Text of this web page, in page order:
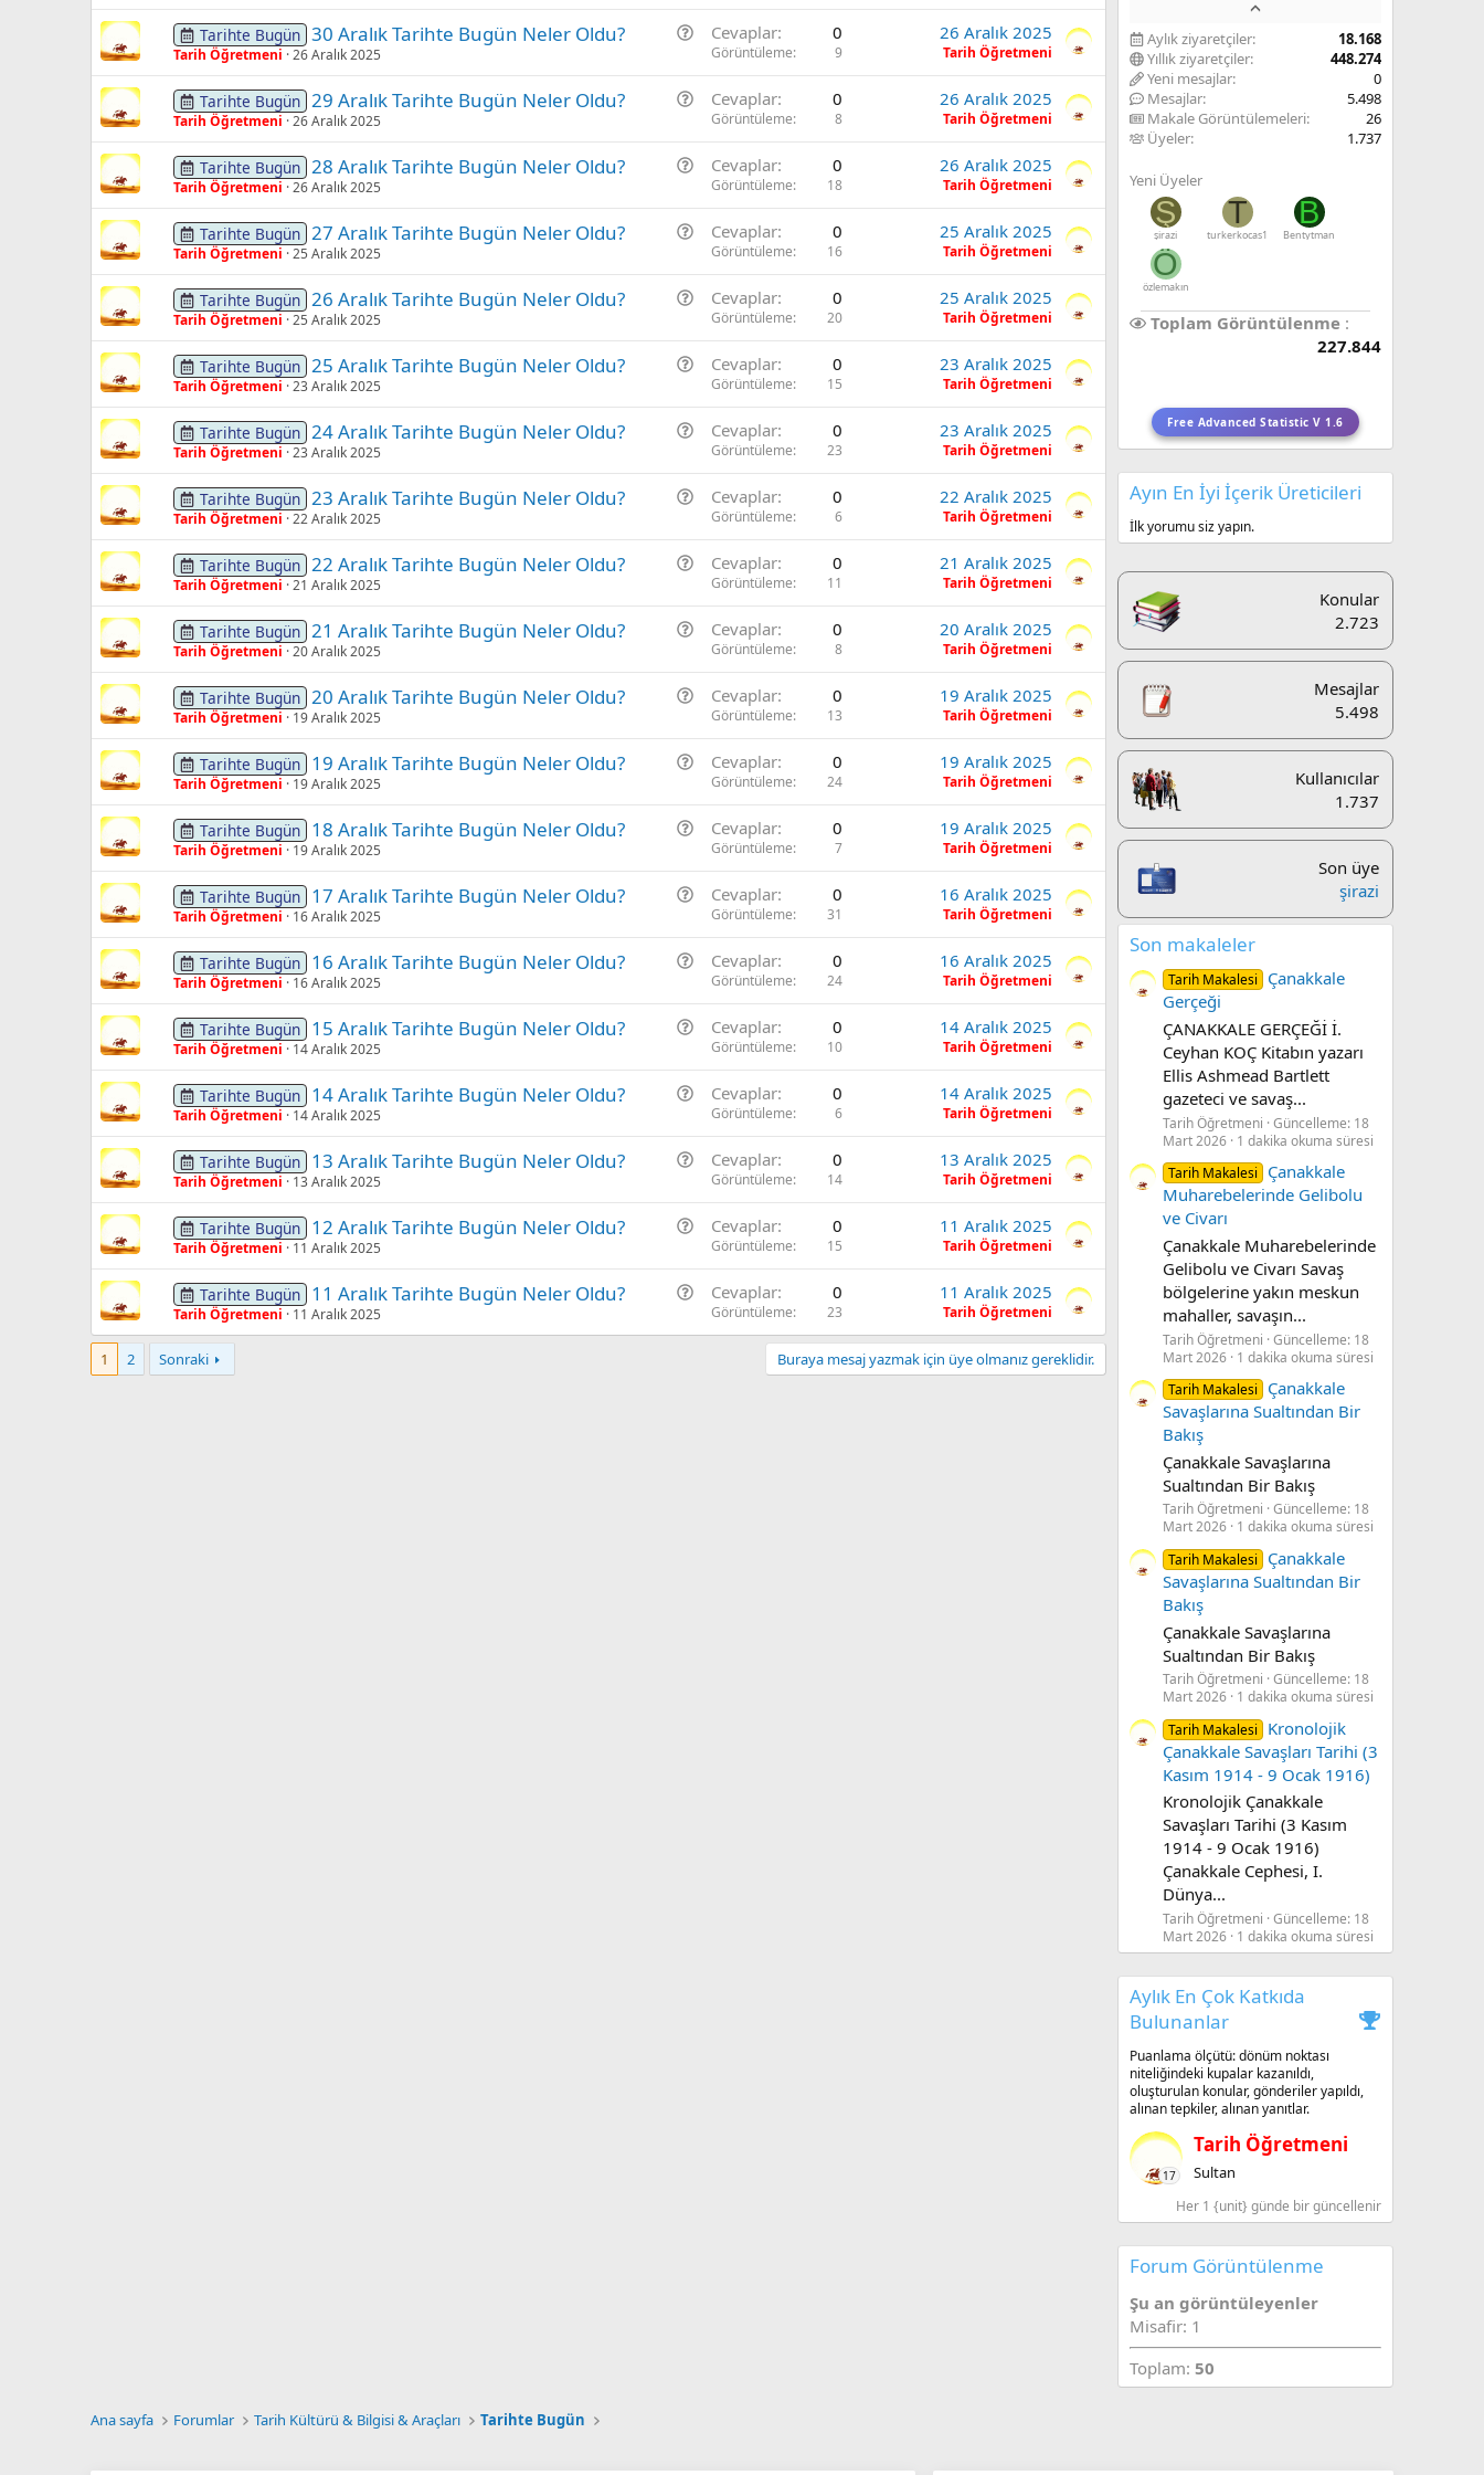
b
r
uS
r
u
Tarihte Bugün 30 Aralık Tarihte Bugün Neler Oldu?
Tarih Öğretmeni 26 Aralık 2025
Cevaplar 0
Görüntüleme 9
26 Aralık 2025
Tarih Öğretmeni
S
r
u
Tarihte Bugün 29 Aralık Tarihte Bugün Neler Oldu?
Tarih Öğretmeni 26 Aralık 2025
Cevaplar 0
Görüntüleme 8
26 Aralık 2025
Tarih Öğretmeni
S
r
u
Tarihte Bugün 28 Aralık Tarihte Bugün Neler Oldu?
Tarih Öğretmeni 26 Aralık 2025
Cevaplar 0
Görüntüleme 18
26 Aralık 2025
Tarih Öğretmeni
S
r
u
Tarihte Bugün 27 Aralık Tarihte Bugün Neler Oldu?
Tarih Öğretmeni 25 Aralık 2025
Cevaplar 0
Görüntüleme 16
25 Aralık 2025
Tarih Öğretmeni
S
r
u
Tarihte Bugün 26 Aralık Tarihte Bugün Neler Oldu?
Tarih Öğretmeni 25 Aralık 2025
Cevaplar 0
Görüntüleme 20
25 Aralık 2025
Tarih Öğretmeni
S
r
u
Tarihte Bugün 25 Aralık Tarihte Bugün Neler Oldu?
Tarih Öğretmeni 23 Aralık 2025
Cevaplar 0
Görüntüleme 15
23 Aralık 2025
Tarih Öğretmeni
S
r
u
Tarihte Bugün 24 Aralık Tarihte Bugün Neler Oldu?
Tarih Öğretmeni 23 Aralık 2025
Cevaplar 0
Görüntüleme 23
23 Aralık 2025
Tarih Öğretmeni
S
r
u
Tarihte Bugün 23 Aralık Tarihte Bugün Neler Oldu?
Tarih Öğretmeni 22 Aralık 2025
Cevaplar 0
Görüntüleme 6
22 Aralık 2025
Tarih Öğretmeni
S
r
u
Tarihte Bugün 22 Aralık Tarihte Bugün Neler Oldu?
Tarih Öğretmeni 21 Aralık 2025
Cevaplar 0
Görüntüleme 11
21 Aralık 2025
Tarih Öğretmeni
S
r
u
Tarihte Bugün 21 Aralık Tarihte Bugün Neler Oldu?
Tarih Öğretmeni 20 Aralık 2025
Cevaplar 0
Görüntüleme 8
20 Aralık 2025
Tarih Öğretmeni
S
r
u
Tarihte Bugün 20 Aralık Tarihte Bugün Neler Oldu?
Tarih Öğretmeni 19 Aralık 2025
Cevaplar 0
Görüntüleme 13
19 Aralık 2025
Tarih Öğretmeni
S
r
u
Tarihte Bugün 19 Aralık Tarihte Bugün Neler Oldu?
Tarih Öğretmeni 19 Aralık 2025
Cevaplar 0
Görüntüleme 24
19 Aralık 2025
Tarih Öğretmeni
S
r
u
Tarihte Bugün 18 Aralık Tarihte Bugün Neler Oldu?
Tarih Öğretmeni 19 Aralık 2025
Cevaplar 0
Görüntüleme 7
19 Aralık 2025
Tarih Öğretmeni
S
r
u
Tarihte Bugün 17 Aralık Tarihte Bugün Neler Oldu?
Tarih Öğretmeni 16 Aralık 2025
Cevaplar 0
Görüntüleme 31
16 Aralık 2025
Tarih Öğretmeni
S
r
u
Tarihte Bugün 16 Aralık Tarihte Bugün Neler Oldu?
Tarih Öğretmeni 16 Aralık 2025
Cevaplar 0
Görüntüleme 24
16 Aralık 2025
Tarih Öğretmeni
S
r
u
Tarihte Bugün 15 Aralık Tarihte Bugün Neler Oldu?
Tarih Öğretmeni 14 Aralık 2025
Cevaplar 0
Görüntüleme 10
14 Aralık 2025
Tarih Öğretmeni
S
r
u
Tarihte Bugün 14 Aralık Tarihte Bugün Neler Oldu?
Tarih Öğretmeni 14 Aralık 2025
Cevaplar 0
Görüntüleme 6
14 Aralık 2025
Tarih Öğretmeni
S
r
u
Tarihte Bugün 13 Aralık Tarihte Bugün Neler Oldu?
Tarih Öğretmeni 13 Aralık 2025
Cevaplar 0
Görüntüleme 14
13 Aralık 2025
Tarih Öğretmeni
S
r
u
Tarihte Bugün 12 Aralık Tarihte Bugün Neler Oldu?
Tarih Öğretmeni 11 Aralık 2025
Cevaplar 0
Görüntüleme 15
11 Aralık 2025
Tarih Öğretmeni
S
r
Tarihte Bugün 11 Aralık Tarihte Bugün Neler Oldu?
Tarih Öğretmeni 11 Aralık 2025
Cevaplar 0
Görüntüleme 23
11 Aralık 2025
Tarih Öğretmeni
1 2 Sonraki Buraya mesaj yazmak için üye olmanız gereklidir.
Aylık ziyaretçiler
18.168
Yıllık ziyaretçiler
448.274
Yeni mesajlar
0
Mesajlar
5.498
Makale Görüntülemeleri
26
Üyeler
1.737
Yeni Üyeler
Ş
şirazi
T
turkerkocas1
B
Bentytman
Ö
özlemakın
Toplam Görüntülenme
227.844
Free Advanced Statistic V 1.6
Ayın En İyi İçerik Üreticileri
İlk yorumu siz yapın.
Konular
2.723
Mesajlar
5.498
Kullanıcılar
1.737
Son üye
şirazi
Son makaleler
Tarih Makalesi
Çanakkale
Gerçeği
ÇANAKKALE GERÇEĞİ İ.
Ceyhan KOÇ Kitabın yazarı
Ellis Ashmead Bartlett
gazeteci ve savaş...
Tarih Öğretmeni Güncelleme: 18
Mart 2026 1 dakika okuma süresi
Tarih Makalesi
Çanakkale
Muharebelerinde Gelibolu
ve Civarı
Çanakkale Muharebelerinde
Gelibolu ve Civarı Savaş
bölgelerine yakın meskun
mahaller, savaşın...
Tarih Öğretmeni Güncelleme: 18
Mart 2026 1 dakika okuma süresi
Tarih Makalesi
Çanakkale
Savaşlarına Sualtından Bir
Bakış
Çanakkale Savaşlarına
Sualtından Bir Bakış
Tarih Öğretmeni Güncelleme: 18
Mart 2026 1 dakika okuma süresi
Tarih Makalesi
Çanakkale
Savaşlarına Sualtından Bir
Bakış
Çanakkale Savaşlarına
Sualtından Bir Bakış
Tarih Öğretmeni Güncelleme: 18
Mart 2026 1 dakika okuma süresi
Tarih Makalesi
Kronolojik
Çanakkale Savaşları Tarihi (3
Kasım 1914 - 9 Ocak 1916)
Kronolojik Çanakkale
Savaşları Tarihi (3 Kasım
1914 - 9 Ocak 1916)
Çanakkale Cephesi, I.
Dünya...
Tarih Öğretmeni Güncelleme: 18
Mart 2026 1 dakika okuma süresi
Aylık En Çok Katkıda
Bulunanlar
Puanlama ölçütü: dönüm noktası
niteliğindeki kupalar kazanıldı,
oluşturulan konular, gönderiler yapıldı,
alınan tepkiler, alınan yanıtlar.
17
Tarih Öğretmeni
Sultan
Her 1 {unit} günde bir güncellenir
Forum Görüntülenme
Şu an görüntüleyenler
Misafir: 1
Toplam: 50
Ana sayfa Forumlar Tarih Kültürü & Bilgisi & Araçları Tarihte Bugün